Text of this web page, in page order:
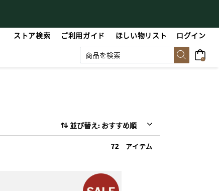
ストア検索 ご利用ガイド ほしい物リスト ログイン
0
72 アイテム
並び替え: おすすめ順